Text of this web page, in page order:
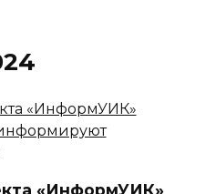
«ИнформУИК»